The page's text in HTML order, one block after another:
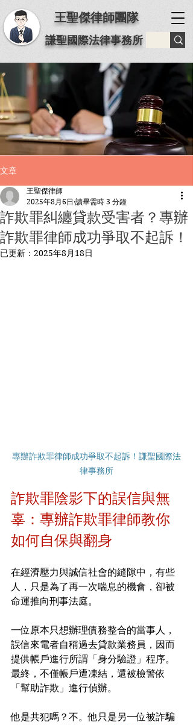
王聖傑律師團隊
謙聖國際法律事務所
文章
詐欺罪糾纏貸款受害者？專辦
詐欺罪律師成功爭取不起訴！
王聖傑律師
2025年8月6日 讀畢需時 3 分鐘
已更新： 2025年8月18日
專辦詐欺罪律師成功爭取不起訴！謙聖國際法
律事務所
詐欺罪陰影下的誤信與無
辜：專辦詐欺罪律師教你
如何自保與翻身
在經濟壓力與誠信社會的縫隙中，有些
人，只是為了再一次喘息的機會，卻被
命運推向刑事法庭。
一位原本只想辦理債務整合的當事人，
誤信來電者自稱過去貸款業務員，因而
提供帳戶進行所謂「身分驗證」程序。
最終，不僅帳戶遭凍結，還被檢警依
「幫助詐欺」進行偵辦。
他是共犯嗎？不。他只是另一位被詐騙